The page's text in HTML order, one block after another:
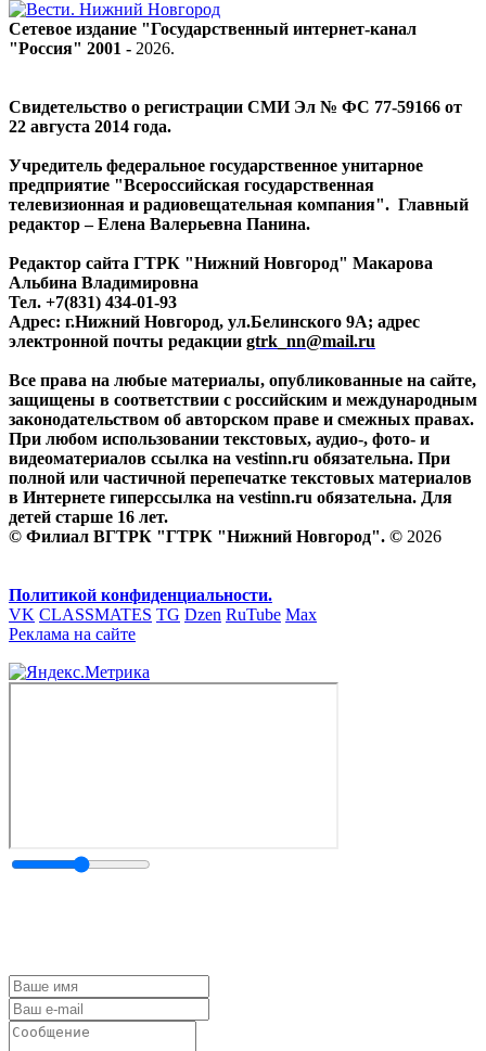
Сетевое издание "Государственный интернет-канал
"Россия" 2001 - 2026.
Свидетельство о регистрации СМИ Эл № ФС 77-59166 от
22 августа 2014 года.
Учредитель федеральное государственное унитарное
предприятие "Всероссийская государственная
телевизионная и радиовещательная компания". Главный
редактор – Елена Валерьевна Панина.
Редактор сайта ГТРК "Нижний Новгород" Макарова
Альбина Владимировна
Тел. +7(831) 434-01-93
Адрес: г.Нижний Новгород, ул.Белинского 9А; адрес
электронной почты редакции gtrk_nn@mail.ru
Все права на любые материалы, опубликованные на сайте,
защищены в соответствии с российским и международным
законодательством об авторском праве и смежных правах.
При любом использовании текстовых, аудио-, фото- и
видеоматериалов ссылка на vestinn.ru обязательна. При
полной или частичной перепечатке текстовых материалов
в Интернете гиперссылка на vestinn.ru обязательна. Для
детей старше 16 лет.
© Филиал ВГТРК "ГТРК "Нижний Новгород". © 2026
Политикой конфиденциальности.
VK CLASSMATES TG Dzen RuTube Max
Реклама на сайте